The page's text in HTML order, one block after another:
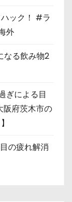
ック！ #ラ
外
なる飲み物2
ぎによる目
府茨木市の
の疲れ解消